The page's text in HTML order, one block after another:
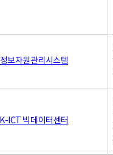
정보자원관리시스템
K-ICT 빅데이터센터